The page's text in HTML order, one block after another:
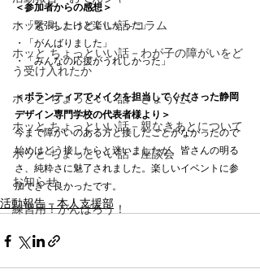
ホッと ちょっといい話-コラム
ホッと ちょっといい話－わが子の障がいをど
う受け入れたか
ホッと ちょっといい話－きょうだい
ホッと ちょっといい話－親なきあとについて
ホッと ちょっといい話－座談会
お知らせ
練習用！がんばろう！
＜参加者からの感想＞
・「緊張したけど楽しかった」
・「がんばりました」
・「みんなの応援がうれしかった」
＜ボランティアでメイクを担当してくださった静岡
デザイン専門学校の代表者様より＞
今まで障がいのある方と接したことがなかったので
始めはどう接したらと迷いましたが、皆さんの明る
さ、純粋さに魅了されました。楽しいイベントに参
加できて良かったです。
活動報告－本人支援部